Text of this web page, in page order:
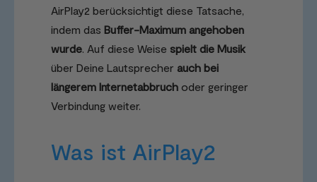
AirPlay2 berücksichtigt diese Tatsache,
indem das Buffer-Maximum angehoben
wurde. Auf diese Weise spielt die Musik
über Deine Lautsprecher auch bei
längerem Internetabbruch oder geringer
Verbindung weiter.
Was ist AirPlay2